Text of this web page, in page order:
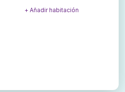
+ Añadir habitación